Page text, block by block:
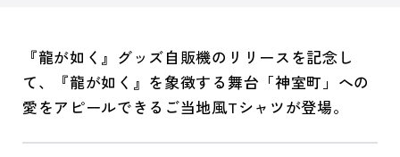
『龍が如く』グッズ自販機のリリースを記念し
て、『龍が如く』を象徴する舞台「神室町」への
愛をアピールできるご当地風Tシャツが登場。